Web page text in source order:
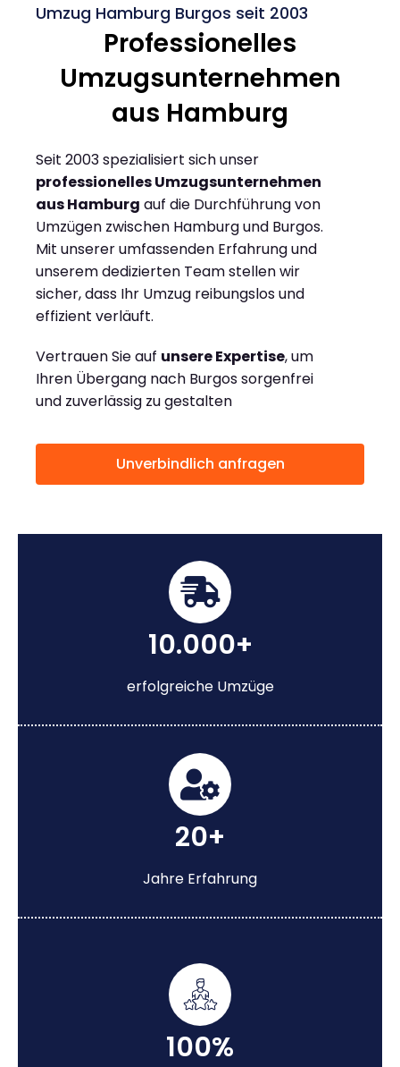
Umzug Hamburg Burgos seit 2003
Professionelles
Umzugsunternehmen
aus Hamburg
Seit 2003 spezialisiert sich unser
professionelles Umzugsunternehmen
aus Hamburg auf die Durchführung von
Umzügen zwischen Hamburg und Burgos.
Mit unserer umfassenden Erfahrung und
unserem dedizierten Team stellen wir
sicher, dass Ihr Umzug reibungslos und
effizient verläuft.
Vertrauen Sie auf unsere Expertise, um
Ihren Übergang nach Burgos sorgenfrei
und zuverlässig zu gestalten
Unverbindlich anfragen
10.000+
erfolgreiche Umzüge
20+
Jahre Erfahrung
100%